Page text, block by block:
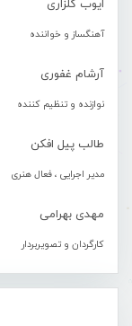
ایوب گلزاری
آهنگساز و خواننده
آرشام غفوری
نوازنده و تنظیم کننده
طالب پیل افکن
مدیر اجرایی ، فعال هنری
مهدی بهرامی
کارگردان و تصویربردار